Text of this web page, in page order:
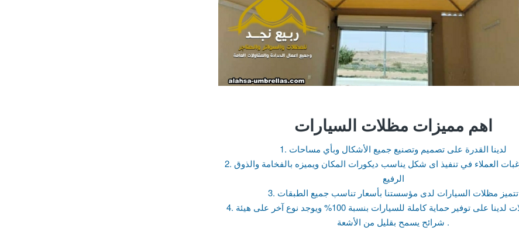
اهم مميزات مظلات السيارات
1. لدينا القدرة على تصميم وتصنيع جميع الأشكال وبأي مساحات
2. نلبي جميع رغبات العملاء في تنفيذ اى شكل يناسب ديكورات المكان ويميزه بالفخامة والذوق
الرفيع
3. تتميز مظلات السيارات لدى مؤسستنا بأسعار تناسب جميع الطبقات
4. تعمل المظلات لدينا على توفير حماية كاملة للسيارات بنسبة 100% ويوجد نوع آخر على هيئة
شرائح يسمح بقليل من الأشعة .